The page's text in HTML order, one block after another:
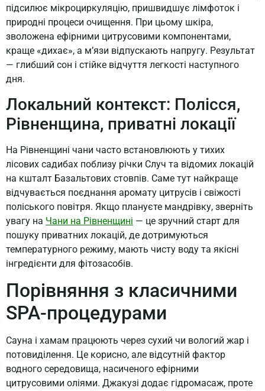
підсилює мікроциркуляцію, пришвидшує лімфоток і
природні процеси очищення. При цьому шкіра,
зволожена ефірними цитрусовими компонентами,
краще «дихає», а м’язи відпускають напругу. Результат
— глибший сон і стійке відчуття легкості наступного
дня.
Локальний контекст: Полісся,
Рівненщина, приватні локації
На Рівненщині чани часто встановлюють у тихих
лісових садибах поблизу річки Случ та відомих локацій
на кшталт Базальтових стовпів. Саме тут найкраще
відчувається поєднання аромату цитрусів і свіжості
поліського повітря. Якщо плануєте мандрівку, зверніть
увагу на Чани на Рівненщині — це зручний старт для
пошуку приватних локацій, де дотримуються
температурного режиму, мають чисту воду та якісні
інгредієнти для фітозасобів.
Порівняння з класичними
SPA-процедурами
Сауна і хамам працюють через сухий чи вологий жар і
потовиділення. Це корисно, але відсутній фактор
водного середовища, насиченого ефірними
цитрусовими оліями. Джакузі додає гідромасаж, проте